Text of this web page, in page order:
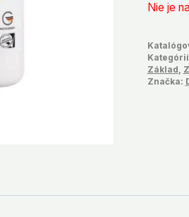
Nie je
Základ,
Značka: